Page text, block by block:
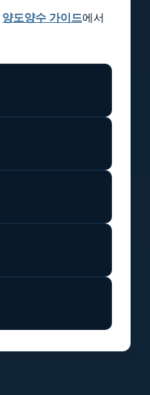
양도양수 가이드에서